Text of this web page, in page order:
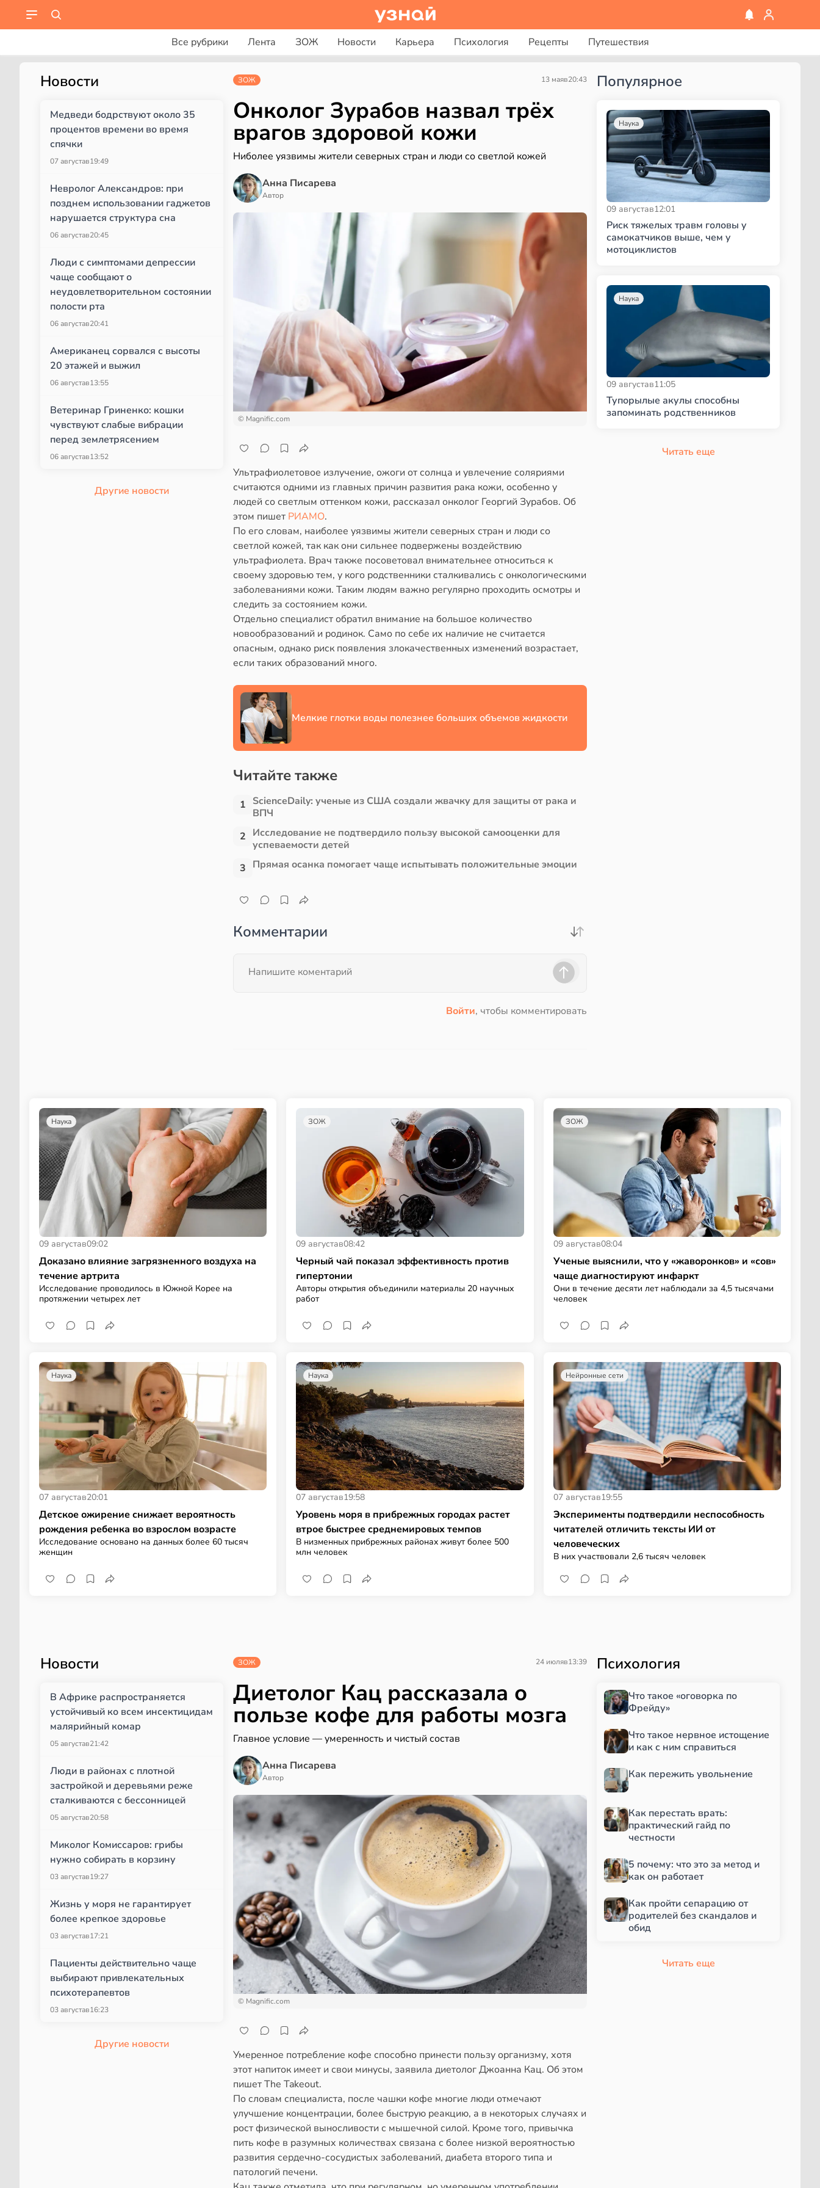
Все рубрики Лента ЗОЖ Новости Карьера Психология Рецепты Путешествия
Новости
Медведи бодрствуют около 35
процентов времени во время
спячки
07 августав19:49
Невролог Александров: при
позднем использовании гаджетов
нарушается структура сна
06 августав20:45
Люди с симптомами депрессии
чаще сообщают о
неудовлетворительном состоянии
полости рта
06 августав20:41
Американец сорвался с высоты
20 этажей и выжил
06 августав13:55
Ветеринар Гриненко: кошки
чувствуют слабые вибрации
перед землетрясением
06 августав13:52
Другие новости
ЗОЖ 13 маяв20:43
Онколог Зурабов назвал трёх
врагов здоровой кожи
Ниболее уязвимы жители северных стран и люди со светлой кожей
Анна Писарева
Автор
© Magnific.com
Ультрафиолетовое излучение, ожоги от солнца и увлечение соляриями
считаются одними из главных причин развития рака кожи, особенно у
людей со светлым оттенком кожи, рассказал онколог Георгий Зурабов. Об
этом пишет РИАМО.
По его словам, наиболее уязвимы жители северных стран и люди со
светлой кожей, так как они сильнее подвержены воздействию
ультрафиолета. Врач также посоветовал внимательнее относиться к
своему здоровью тем, у кого родственники сталкивались с онкологическими
заболеваниями кожи. Таким людям важно регулярно проходить осмотры и
следить за состоянием кожи.
Отдельно специалист обратил внимание на большое количество
новообразований и родинок. Само по себе их наличие не считается
опасным, однако риск появления злокачественных изменений возрастает,
если таких образований много.
Мелкие глотки воды полезнее больших объемов жидкости
Читайте также
1 ScienceDaily: ученые из США создали жвачку для защиты от рака и
ВПЧ
2 Исследование не подтвердило пользу высокой самооценки для
успеваемости детей
3 Прямая осанка помогает чаще испытывать положительные эмоции
Комментарии
Войти, чтобы комментировать
Популярное
Наука
09 августав12:01
Риск тяжелых травм головы у
самокатчиков выше, чем у
мотоциклистов
Наука
09 августав11:05
Тупорылые акулы способны
запоминать родственников
Читать еще
Наука
09 августав09:02
Доказано влияние загрязненного воздуха на
течение артрита
Исследование проводилось в Южной Корее на
протяжении четырех лет
ЗОЖ
09 августав08:42
Черный чай показал эффективность против
гипертонии
Авторы открытия объединили материалы 20 научных
работ
ЗОЖ
09 августав08:04
Ученые выяснили, что у «жаворонков» и «сов»
чаще диагностируют инфаркт
Они в течение десяти лет наблюдали за 4,5 тысячами
человек
Наука
07 августав20:01
Детское ожирение снижает вероятность
рождения ребенка во взрослом возрасте
Исследование основано на данных более 60 тысяч
женщин
Наука
07 августав19:58
Уровень моря в прибрежных городах растет
втрое быстрее среднемировых темпов
В низменных прибрежных районах живут более 500
млн человек
Нейронные сети
07 августав19:55
Эксперименты подтвердили неспособность
читателей отличить тексты ИИ от
человеческих
В них участвовали 2,6 тысяч человек
Новости
В Африке распространяется
устойчивый ко всем инсектицидам
малярийный комар
05 августав21:42
Люди в районах с плотной
застройкой и деревьями реже
сталкиваются с бессонницей
05 августав20:58
Миколог Комиссаров: грибы
нужно собирать в корзину
03 августав19:27
Жизнь у моря не гарантирует
более крепкое здоровье
03 августав17:21
Пациенты действительно чаще
выбирают привлекательных
психотерапевтов
03 августав16:23
Другие новости
ЗОЖ 24 июляв13:39
Диетолог Кац рассказала о
пользе кофе для работы мозга
Главное условие — умеренность и чистый состав
Анна Писарева
Автор
© Magnific.com
Умеренное потребление кофе способно принести пользу организму, хотя
этот напиток имеет и свои минусы, заявила диетолог Джоанна Кац. Об этом
пишет The Takeout.
По словам специалиста, после чашки кофе многие люди отмечают
улучшение концентрации, более быструю реакцию, а в некоторых случаях и
рост физической выносливости с мышечной силой. Кроме того, привычка
пить кофе в разумных количествах связана с более низкой вероятностью
развития сердечно-сосудистых заболеваний, диабета второго типа и
патологий печени.
Психология
Что такое «оговорка по
Фрейду»
Что такое нервное истощение
и как с ним справиться
Как пережить увольнение
Как перестать врать:
практический гайд по
честности
5 почему: что это за метод и
как он работает
Как пройти сепарацию от
родителей без скандалов и
обид
Читать еще